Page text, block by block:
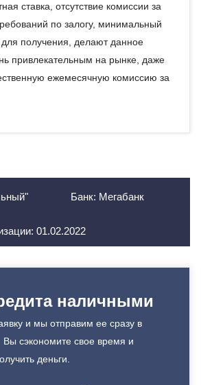
ставка, отсутствие комиссии за
по залогу, минимальный
для получения, делают данное
привлекательным на рынке, даже
ежемесячную комиссию за
Банк: Мегабанк
01.02.2022
наличными
и мы отправим ее сразу в
Вы сэкономите свое время и
деньги.